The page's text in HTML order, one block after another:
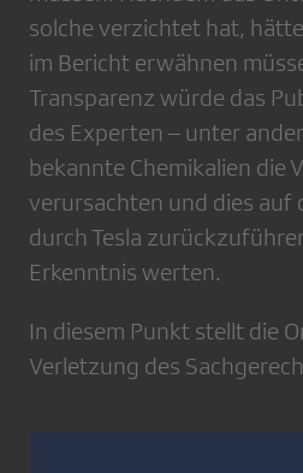
solche verzichtet hat,
im Bericht erwähnen
Transparenz würde das
des Experten – unter
bekannte Chemikalien die
verursachten und dies auf
durch Tesla
Erkenntnis werten.
In diesem Punkt stellt die
Verletzung des